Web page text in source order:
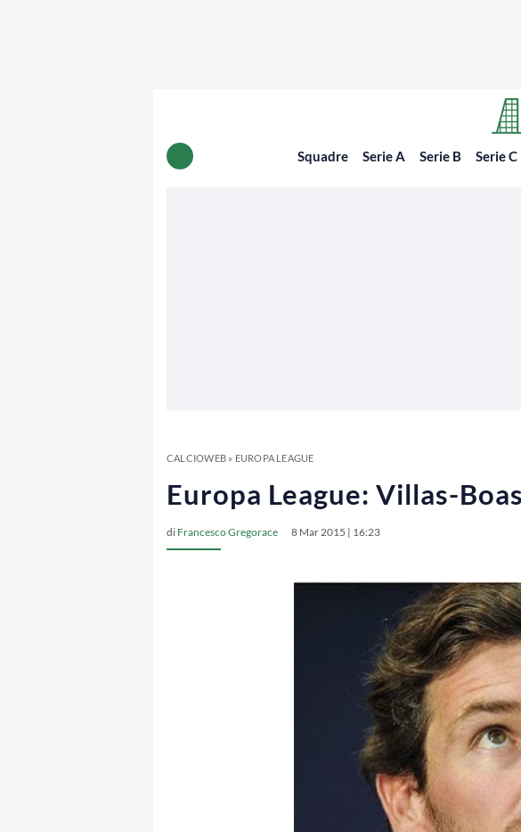
Squadre Serie A Serie B Serie C
CALCIOWEB» EUROPA LEAGUE
Europa League: Villas-
di Francesco Gregorace 8 Mar 2015 | 16:23